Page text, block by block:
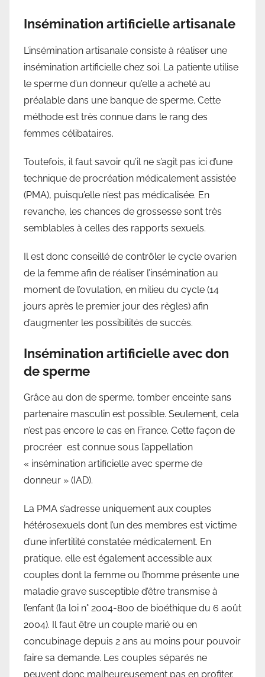
Insémination artificielle artisanale
L’insémination artisanale consiste à réaliser une
insémination artificielle chez soi. La patiente utilise
le sperme d’un donneur qu’elle a acheté au
préalable dans une banque de sperme. Cette
méthode est très connue dans le rang des
femmes célibataires.
Toutefois, il faut savoir qu’il ne s’agit pas ici d’une
technique de procréation médicalement assistée
(PMA), puisqu’elle n’est pas médicalisée. En
revanche, les chances de grossesse sont très
semblables à celles des rapports sexuels.
Il est donc conseillé de contrôler le cycle ovarien
de la femme afin de réaliser l’insémination au
moment de l’ovulation, en milieu du cycle (14
jours après le premier jour des règles) afin
d’augmenter les possibilités de succès.
Insémination artificielle avec don
de sperme
Grâce au don de sperme, tomber enceinte sans
partenaire masculin est possible. Seulement, cela
n’est pas encore le cas en France. Cette façon de
procréer est connue sous l’appellation
« insémination artificielle avec sperme de
donneur » (IAD).
La PMA s’adresse uniquement aux couples
hétérosexuels dont l’un des membres est victime
d’une infertilité constatée médicalement. En
pratique, elle est également accessible aux
couples dont la femme ou l’homme présente une
maladie grave susceptible d’être transmise à
l’enfant (la loi n° 2004-800 de bioéthique du 6 août
2004). Il faut être un couple marié ou en
concubinage depuis 2 ans au moins pour pouvoir
faire sa demande. Les couples séparés ne
peuvent donc malheureusement pas en profiter.